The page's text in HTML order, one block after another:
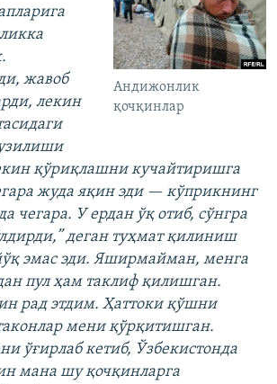
Андижонлик
қочқинлар
жавоб
лекин
қўриқлашни кучайтиришга
жуда яқин эди — кўприкнинг
чегара. У ердан ўқ отиб, сўнгра
деган туҳмат қилиниш
эмас эди. Яширмайман, менга
пул ҳам таклиф қилишган.
рад этдим. Ҳаттоки қўшни
мени қўрқитишган.
ўғирлаб кетиб, Ўзбекистонда
мана шу қочқинларга